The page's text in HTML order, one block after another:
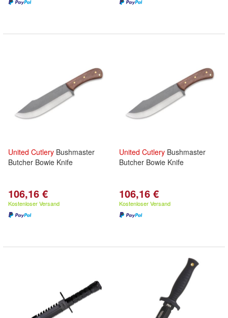
United Cutlery Bushmaster
Butcher Bowie Knife
106,16 €
Kostenloser Versand
United Cutlery Bushmaster
Butcher Bowie Knife
106,16 €
Kostenloser Versand